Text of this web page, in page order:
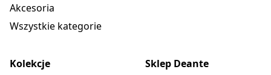
Akcesoria
Wszystkie kategorie
Kolekcje
Sklep Deante